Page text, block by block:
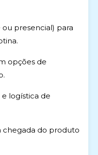
ou presencial) para
opções de
e logística de
chegada do produto